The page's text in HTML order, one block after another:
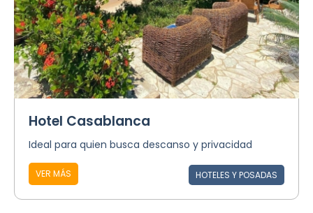
Hotel Casablanca
Ideal para quien busca descanso y privacidad
VER MÁS HOTELES Y POSADAS